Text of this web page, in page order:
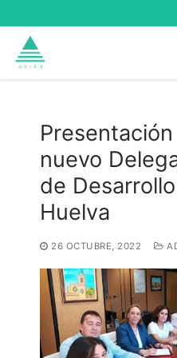
al
contenido
Buscar:
Inicio
nuevo
de
Huelva
26 OCTUBRE, 2022